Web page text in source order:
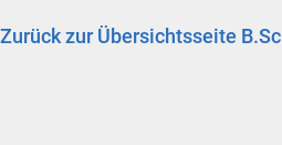
Zurück zur Übersichtsseite